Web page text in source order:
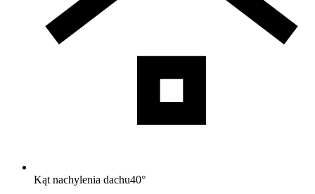
Kąt nachylenia dachu40°